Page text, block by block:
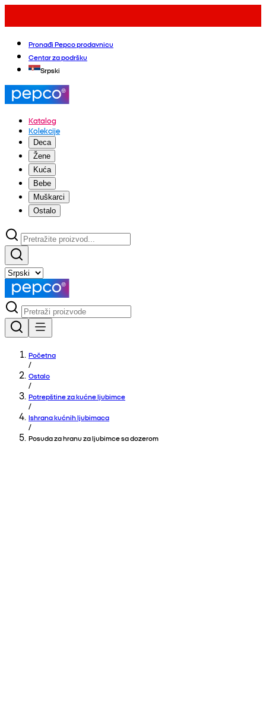
Pronađi Pepco prodavnicu
Centar za podršku
Srpski
Katalog
Kolekcije
Deca
Žene
Kuća
Bebe
Muškarci
Ostalo
Početna
/
Ostalo
/
Potrepštine za kućne ljubimce
/
Ishrana kućnih ljubimaca
/
Posuda za hranu za ljubimce sa dozerom